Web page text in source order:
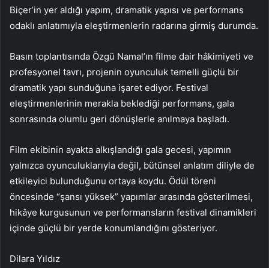
Biçer’in yer aldığı yapım, dramatik yapısı ve performans
odaklı anlatımıyla eleştirmenlerin radarına girmiş durumda.
Basın toplantısında Özgü Namal’ın filme dair hâkimiyeti ve
profesyonel tavrı, projenin oyunculuk temelli güçlü bir
dramatik yapı sunduğuna işaret ediyor. Festival
eleştirmenlerinin merakla beklediği performans, gala
sonrasında olumlu geri dönüşlerle anılmaya başladı.
Film ekibinin ayakta alkışlandığı gala gecesi, yapımın
yalnızca oyunculuklarıyla değil, bütünsel anlatım diliyle de
etkileyici bulunduğunu ortaya koydu. Ödül töreni
öncesinde “şansı yüksek” yapımlar arasında gösterilmesi,
hikâye kurgusunun ve performansların festival dinamikleri
içinde güçlü bir yerde konumlandığını gösteriyor.
Dilara Yıldız